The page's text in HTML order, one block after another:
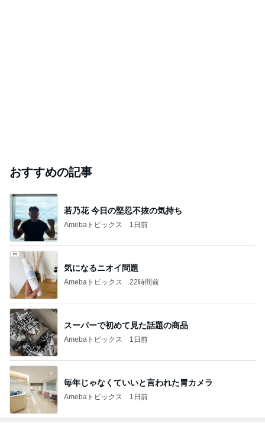
おすすめの記事
若乃花 今日の堅忍不抜の気持ち
Amebaトピックス 1日前
気になるニオイ問題
Amebaトピックス 22時間前
スーパーで初めて見た話題の商品
Amebaトピックス 1日前
毎年じゃなくていいと言われた胃カメラ
Amebaトピックス 1日前